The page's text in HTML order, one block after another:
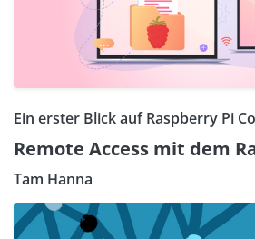
Ein erster Blick auf Raspberry Pi
Remote Access mit dem
Tam Hanna